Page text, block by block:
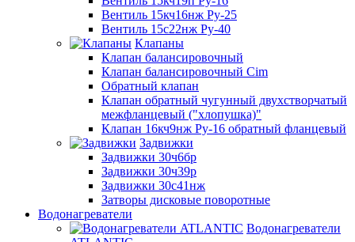
Вентиль 15кч16нж Ру-25
Вентиль 15с22нж Ру-40
Клапаны
Клапан балансировочный
Клапан балансировочный Cim
Обратный клапан
Клапан обратный чугунный двухстворчатый
межфланцевый ("хлопушка)"
Клапан 16кч9нж Ру-16 обратный фланцевый
Задвижки
Задвижки 30ч6бр
Задвижки 30ч39р
Задвижки 30с41нж
Затворы дисковые поворотные
Водонагреватели
Водонагреватели